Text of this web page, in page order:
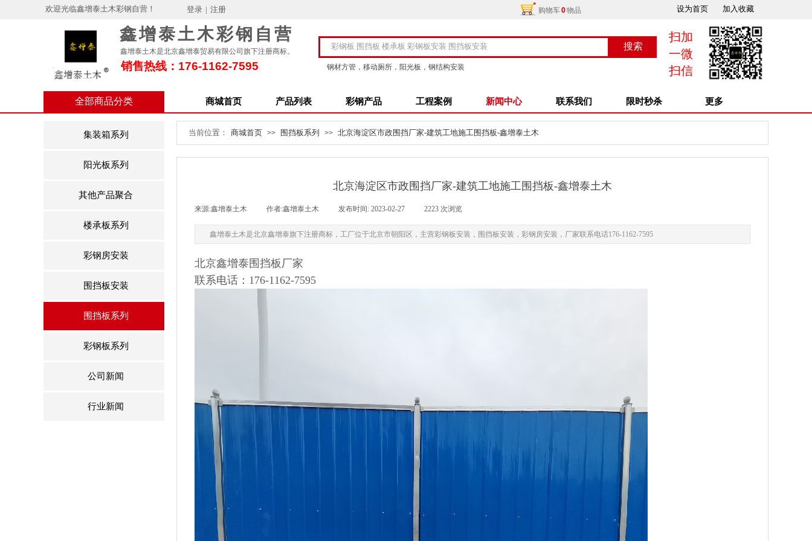
购物车0物品
欢迎光临鑫增泰土木彩钢自营！ 设为首页 加入收藏
登录 | 注册
鑫增泰土木彩钢自营
鑫增泰土木是北京鑫增泰贸易有限公司旗下注册商标。
按钮文本
搜索
钢材方管，移动厕所，阳光板，钢结构安装
扫加
一微
扫信
销售热线：176-1162-7595
全部商品分类 商城首页 产品列表 彩钢产品 工程案例 新闻中心 联系我们 限时秒杀 更多
商城首页 >> 围挡板系列 >> 北京海淀区市政围挡厂家-建筑工地施工围挡板-鑫增泰土木
当前位置：
集装箱系列
阳光板系列
其他产品聚合
楼承板系列
彩钢房安装
围挡板安装
围挡板系列
彩钢板系列
公司新闻
行业新闻
北京海淀区市政围挡厂家-建筑工地施工围挡板-鑫增泰土木
来源:鑫增泰土木 作者:鑫增泰土木 发布时间: 2023-02-27 2223 次浏览
鑫增泰土木是北京鑫增泰旗下注册商标，工厂位于北京市朝阳区，主营彩钢板安装，围挡板安装，彩钢房安装，厂家联系电话176-1162-7595
北京鑫增泰围挡板厂家
联系电话：176-1162-7595